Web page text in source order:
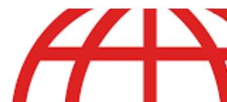
POLÍTICA
AUDIOS
VIDEOS
GALERIA DE FOTOS